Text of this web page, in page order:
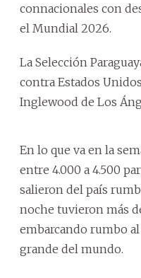
connacionales con
el Mundial 2026.
La Selección
contra Estados
Inglewood de Los
En lo que va en la
entre 4.000 a 4.500
salieron del país
noche tuvieron más
embarcando rumbo
grande del mundo.